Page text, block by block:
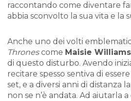
raccontando come diventare
abbia sconvolto la sua vita e la
Anche uno dei volti
Thronescome Maisie Williams
di questo disturbo. Avendo
recitare spesso sentiva di
set, e a diversi anni di distanza
non se n’è andata. Ad aiutarla